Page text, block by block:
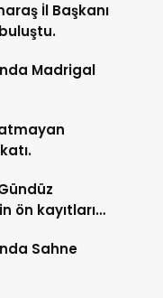
İl Başkanı
Madrigal
ön kayıtları
Sahne